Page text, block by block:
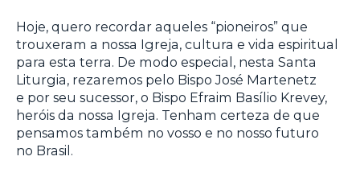
Hoje, quero recordar aqueles “pioneiros” que
trouxeram a nossa Igreja, cultura e vida espiritual
para esta terra. De modo especial, nesta Santa
Liturgia, rezaremos pelo Bispo José Martenetz
e por seu sucessor, o Bispo Efraim Basílio Krevey,
heróis da nossa Igreja. Tenham certeza de que
pensamos também no vosso e no nosso futuro
no Brasil.